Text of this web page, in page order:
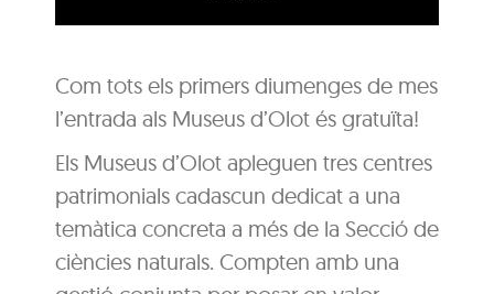
Com tots els primers diumenges de mes
l’entrada als Museus d’Olot és gratuïta!
Els Museus d’Olot apleguen tres centres
patrimonials cadascun dedicat a una
temàtica concreta a més de la Secció de
ciències naturals. Compten amb una